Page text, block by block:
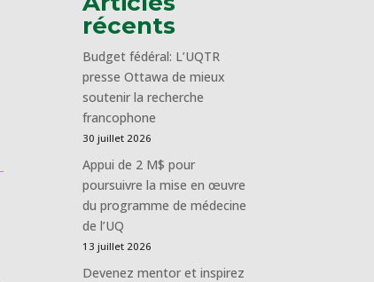
récents
Budget fédéral: L’UQTR
presse Ottawa de mieux
soutenir la recherche
francophone
30 juillet 2026
Appui de 2 M$ pour
poursuivre la mise en œuvre
du programme de médecine
de l’UQ
13 juillet 2026
Devenez mentor et inspirez